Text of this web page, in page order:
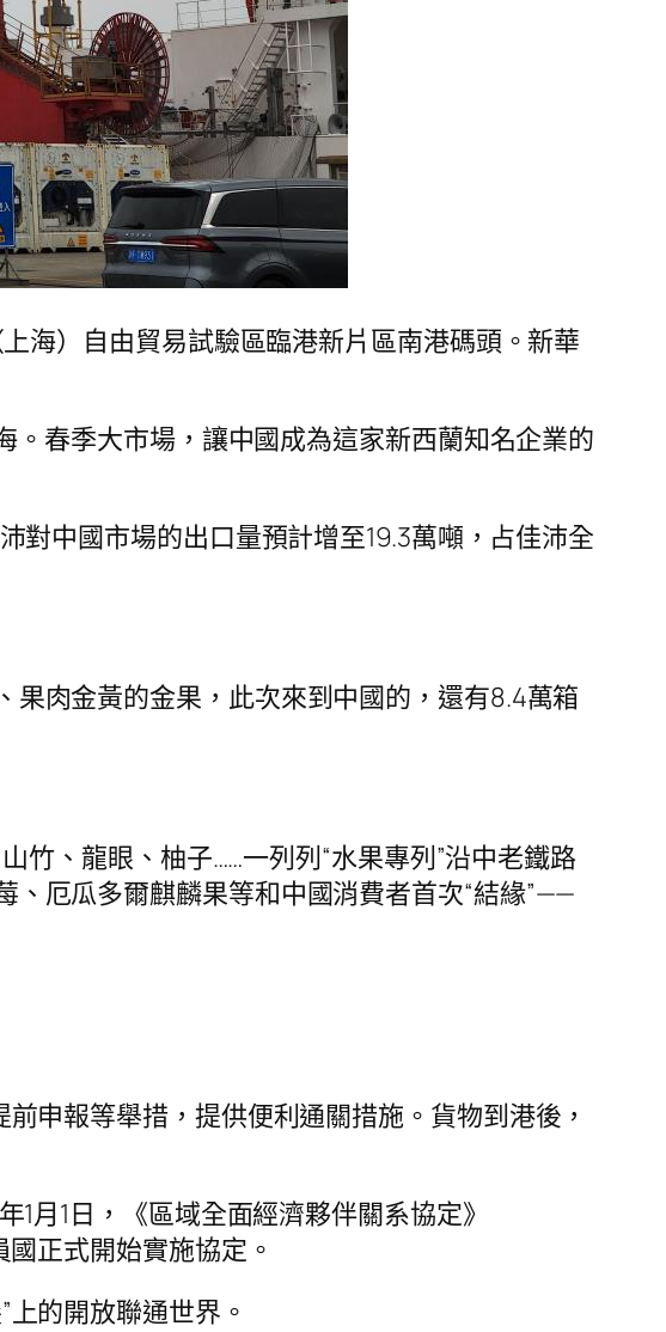
海）自由貿易試驗區臨港新片區南港碼頭。新華
。春季大市場，讓中國成為這家新西蘭知名企業的
對中國市場的出口量預計增至19.3萬噸，占佳沛全
肉金黃的金果，此次來到中國的，還有8.4萬箱
竹、龍眼、柚子……一列列“水果專列”沿中老鐵路
厄瓜多爾麒麟果等和中國消費者首次“結緣”——
申報等舉措，提供便利通關措施。貨物到港後，
1月1日，《區域全面經濟夥伴關系協定》
正式開始實施協定。
的開放聯通世界。